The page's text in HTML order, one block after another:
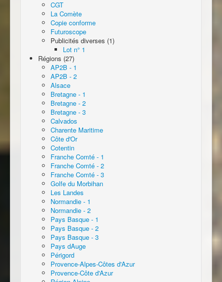
CGT
La Comète
Copie conforme
Futuroscope
Publicités diverses (1)
Lot n° 1
Régions (27)
AP2B - 1
AP2B - 2
Alsace
Bretagne - 1
Bretagne - 2
Bretagne - 3
Calvados
Charente Maritime
Côte d'Or
Cotentin
Franche Comté - 1
Franche Comté - 2
Franche Comté - 3
Golfe du Morbihan
Les Landes
Normandie - 1
Normandie - 2
Pays Basque - 1
Pays Basque - 2
Pays Basque - 3
Pays dAuge
Périgord
Provence-Alpes-Côtes d'Azur
Provence-Côte d'Azur